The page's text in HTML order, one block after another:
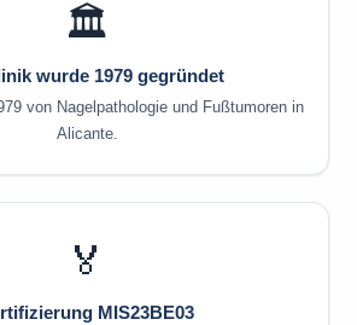
🏛️
wurde 1979 gegründet
von Nagelpathologie und Fußtumoren in
Alicante.
🏅
MIS23BE03